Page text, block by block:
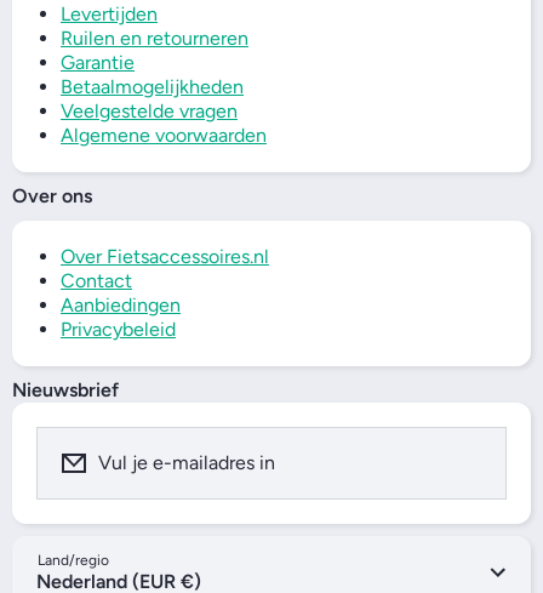
Levertijden
Ruilen en retourneren
Garantie
Betaalmogelijkheden
Veelgestelde vragen
Algemene voorwaarden
Over ons
Over Fietsaccessoires.nl
Contact
Aanbiedingen
Privacybeleid
Nieuwsbrief
Vul je e-mailadres in
Land/regio
Nederland (EUR €)